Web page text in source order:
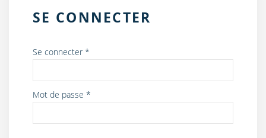
SE CONNECTER
Se connecter *
Mot de passe *